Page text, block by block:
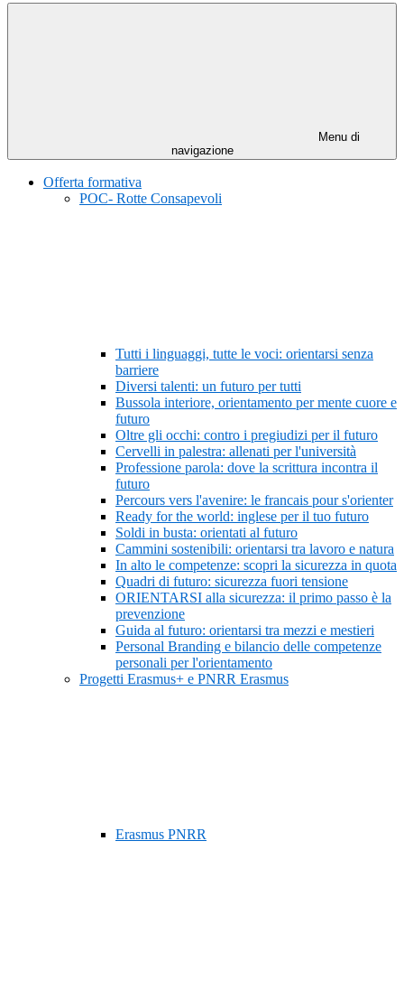
Menu di
navigazione
Offerta formativa
POC- Rotte Consapevoli
Tutti i linguaggi, tutte le voci: orientarsi senza
barriere
Diversi talenti: un futuro per tutti
Bussola interiore, orientamento per mente cuore e
futuro
Oltre gli occhi: contro i pregiudizi per il futuro
Cervelli in palestra: allenati per l'università
Professione parola: dove la scrittura incontra il
futuro
Percours vers l'avenire: le francais pour s'orienter
Ready for the world: inglese per il tuo futuro
Soldi in busta: orientati al futuro
Cammini sostenibili: orientarsi tra lavoro e natura
In alto le competenze: scopri la sicurezza in quota
Quadri di futuro: sicurezza fuori tensione
ORIENTARSI alla sicurezza: il primo passo è la
prevenzione
Guida al futuro: orientarsi tra mezzi e mestieri
Personal Branding e bilancio delle competenze
personali per l'orientamento
Progetti Erasmus+ e PNRR Erasmus
Erasmus PNRR